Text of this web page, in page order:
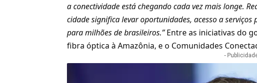
a conectividade está chegando cada vez mais longe.
cidade significa levar oportunidades, acesso a
para milhões de brasileiros.”Entre as iniciativas do
fibra óptica à Amazônia, e o Comunidades
-